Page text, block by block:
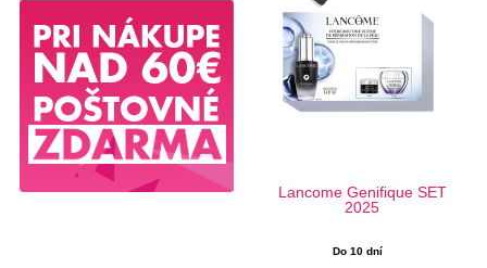
Lancome Genifique SET
2025
Do 10 dní